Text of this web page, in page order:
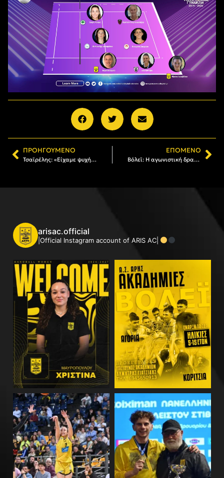
ΠΡΟΗΓΟΎΜΕΝΟ
Τσαϊρέλης: «Είχαμε ψυχή και πίστη στο πλάνο»
ΕΠΌΜΕΝΟ
Βόλεϊ: Η αγωνιστική δραστηριότητα των τμημάτων του Α.Σ. ΑΡΗΣ
arisac.official
|Official Instagram account of ARIS AC|